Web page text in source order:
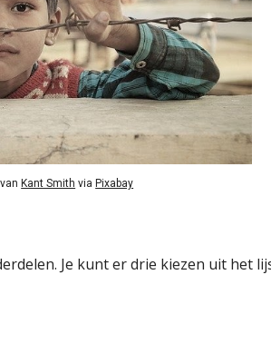
van Kant Smith via Pixabay
Je kunt er drie kiezen uit het